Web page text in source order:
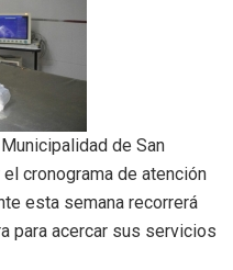
de San
cronograma de atención
esta semana recorrerá
para acercar sus servicios